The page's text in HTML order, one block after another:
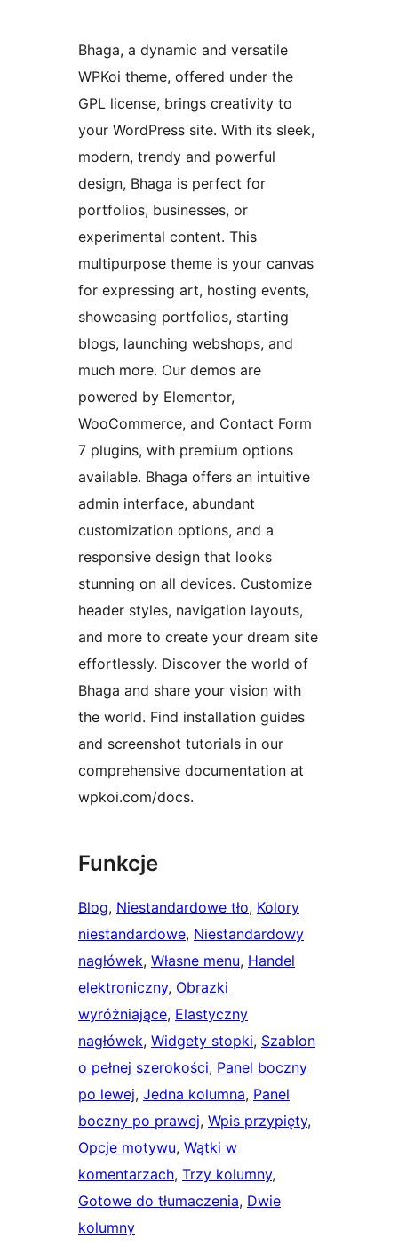
Bhaga, a dynamic and versatile
WPKoi theme, offered under the
GPL license, brings creativity to
your WordPress site. With its sleek,
modern, trendy and powerful
design, Bhaga is perfect for
portfolios, businesses, or
experimental content. This
multipurpose theme is your canvas
for expressing art, hosting events,
showcasing portfolios, starting
blogs, launching webshops, and
much more. Our demos are
powered by Elementor,
WooCommerce, and Contact Form
7 plugins, with premium options
available. Bhaga offers an intuitive
admin interface, abundant
customization options, and a
responsive design that looks
stunning on all devices. Customize
header styles, navigation layouts,
and more to create your dream site
effortlessly. Discover the world of
Bhaga and share your vision with
the world. Find installation guides
and screenshot tutorials in our
comprehensive documentation at
wpkoi.com/docs.
Funkcje
Blog, Niestandardowe tło, Kolory
niestandardowe, Niestandardowy
nagłówek, Własne menu, Handel
elektroniczny, Obrazki
wyróżniające, Elastyczny
nagłówek, Widgety stopki, Szablon
o pełnej szerokości, Panel boczny
po lewej, Jedna kolumna, Panel
boczny po prawej, Wpis przypięty
Opcje motywu, Wątki w
komentarzach, Trzy kolumny
Gotowe do tłumaczenia, Dwie
kolumny